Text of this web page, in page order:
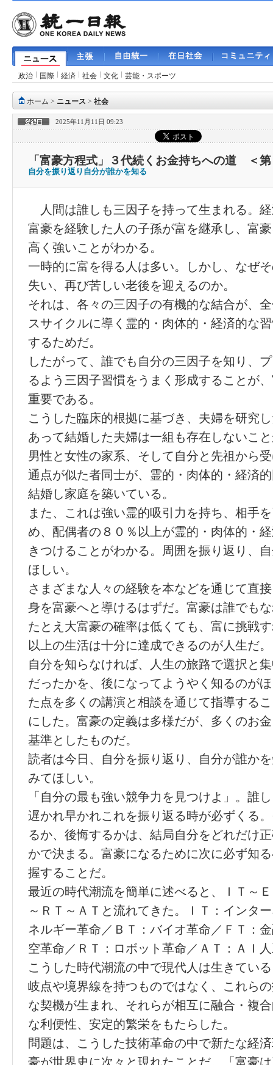
政治 国際 経済 社会 文化 芸能・スポーツ
ホーム > ニュース > 社会
2025年11月11日 09:23
「富豪方程式」３代続くお金持ちへの道 ＜
自分を振り返り自分が誰かを知る
人間は誰しも三因子を持って生まれる。
富豪を経験した人の子孫が富を継承し、富
高く強いことがわかる。
一時的に富を得る人は多い。しかし、なぜ
失い、再び苦しい老後を迎えるのか。
それは、各々の三因子の有機的な結合が、
スサイクルに導く霊的・肉体的・経済的な
するためだ。
したがって、誰でも自分の三因子を知り、
るよう三因子習慣をうまく形成することが
重要である。
こうした臨床的根拠に基づき、夫婦を研究
あって結婚した夫婦は一組も存在しないこ
男性と女性の家系、そして自分と先祖から
通点が似た者同士が、霊的・肉体的・経済
結婚し家庭を築いている。
また、これは強い霊的吸引力を持ち、相手
め、配偶者の８０％以上が霊的・肉体的・
きつけることがわかる。周囲を振り返り、
ほしい。
さまざまな人々の経験を本などを通じて直
身を富豪へと導けるはずだ。富豪は誰でも
たとえ大富豪の確率は低くても、富に挑戦
以上の生活は十分に達成できるのが人生だ。
自分を知らなければ、人生の旅路で選択と
だったかを、後になってようやく知るのが
た点を多くの講演と相談を通じて指導する
にした。富豪の定義は多様だが、多くのお
基準としたものだ。
読者は今日、自分を振り返り、自分が誰か
みてほしい。
「自分の最も強い競争力を見つけよ」。誰
遅かれ早かれこれを振り返る時が必ずくる
るか、後悔するかは、結局自分をどれだけ
かで決まる。富豪になるために次に必ず知
握することだ。
最近の時代潮流を簡単に述べると、ＩＴ～
～ＲＴ～ＡＴと流れてきた。ＩＴ：インタ
ネルギー革命／ＢＴ：バイオ革命／ＦＴ：
空革命／ＲＴ：ロボット革命／ＡＴ：ＡＩ
こうした時代潮流の中で現代人は生きてい
岐点や境界線を持つものではなく、これら
な契機が生まれ、それらが相互に融合・複
な利便性、安定的繁栄をもたらした。
問題は、こうした技術革命の中で新たな経
豪が世界史に次々と現れたことだ。「富豪